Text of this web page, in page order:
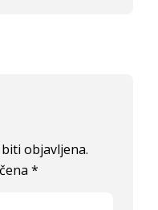
objavljena.
*